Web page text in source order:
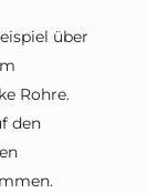
über
Rohre.
den